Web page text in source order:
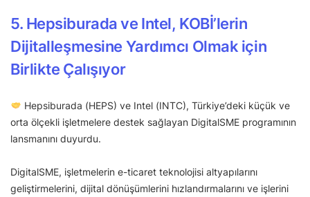
5. Hepsiburada ve Intel, KOBİ’lerin
Dijitalleşmesine Yardımcı Olmak için
Birlikte Çalışıyor
Hepsiburada (HEPS) ve Intel (INTC), Türkiye’deki küçük ve
orta ölçekli işletmelere destek sağlayan DigitalSME programının
lansmanını duyurdu.
DigitalSME, işletmelerin e-ticaret teknolojisi altyapılarını
geliştirmelerini, dijital dönüşümlerini hızlandırmalarını ve işlerini